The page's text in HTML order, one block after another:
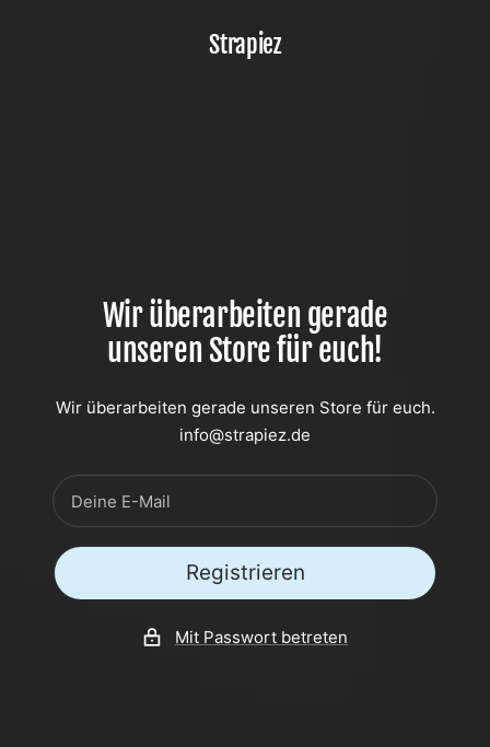
Strapiez
Wir überarbeiten gerade
unseren Store für euch!
Wir überarbeiten gerade unseren Store für euch.
info@strapiez.de
Deine E-Mail
Registrieren
Mit Passwort betreten